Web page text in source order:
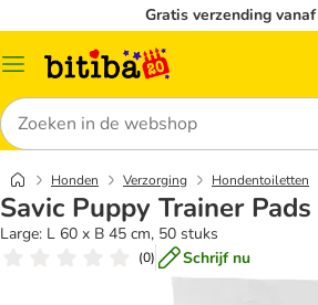
Gratis verzending
Catalogusmenu
Zoeken
Honden Verzorging Hondentoiletten
Savic Puppy Trainer Pads
Large: L 60 x B 45 cm, 50 stuks
(0) Schrijf nu